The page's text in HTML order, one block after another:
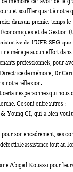
et souffler quant à notre
dans un premier temps
Économiques et de Gestion
de l’UFR SEG que
ménage aucun effort
nants professionnels, pour
Directrice de mémoire, Dr
notre réflexion.
certaines personnes qui nous
Ce sont entre autres :
& Young CI, qui a bien
son encadrement, ses
assistance tout au
Abigail Kouassi pour